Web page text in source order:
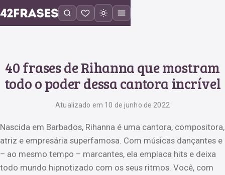
40 frases de Rihanna que mostram
todo o poder dessa cantora incrível
Atualizado em 10 de junho de 2022
Nascida em Barbados, Rihanna é uma cantora, compositora,
atriz e empresária superfamosa. Com músicas dançantes e
– ao mesmo tempo – marcantes, ela emplaca hits e deixa
todo mundo hipnotizado com os seus ritmos. Você, com